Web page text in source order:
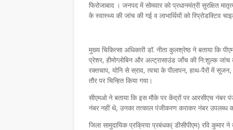
फिरोजाबाद । जनपद में सोमवार को प्रधानमंत्री सुरक्षित
के स्वास्थ्य की जांच की गई व लाभार्थियों को रिप्रोडक्टिव
मुख्य चिकित्सा अधिकारी डॉ. नीता कुलश्रेष्ठ ने बताया कि
प्रेशर, हीमोग्लोबिन और अल्ट्रासाउंड जाँच की नि:शुल्क
रक्तचाप, योनि से स्राव, त्वचा के पीलापन, हाथ-पैरों में
तौर पर चिन्हित किया गया।
सीएमओ ने बताया कि इस मौके पर केंद्रों पर आरसीएच नंबर
नंबर नहीं थे, उनका तत्काल पंजीकरण कराकर नंबर उपलब्ध
जिला सामुदायिक प्रक्रिया प्रबंधक( डीसीपीएम) रवि कुमार ने